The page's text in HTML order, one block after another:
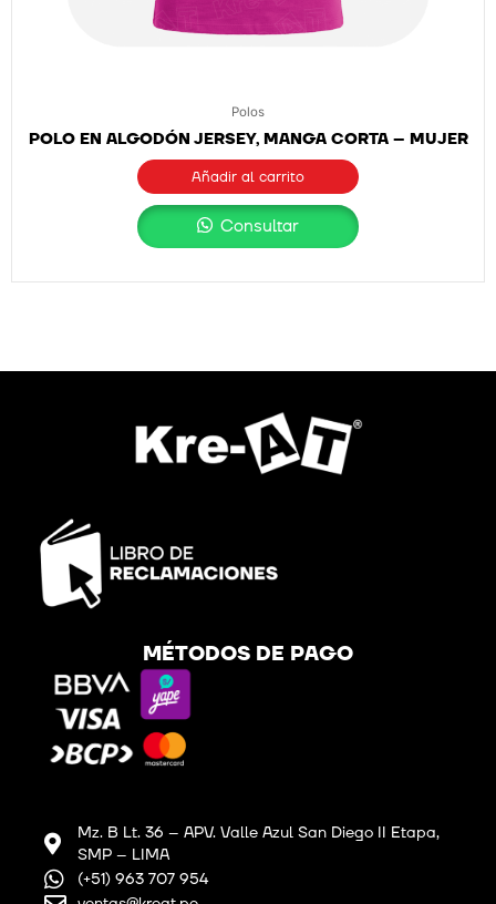
Polos
POLO EN ALGODÓN JERSEY, MANGA CORTA – MUJER
Añadir al carrito
Consultar
MÉTODOS DE PAGO
Mz. B Lt. 36 – APV. Valle Azul San Diego II Etapa,
SMP – LIMA
(+51) 963 707 954